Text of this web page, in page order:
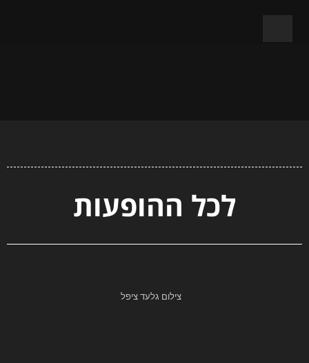
לכל ההופעות
צילום גלעד ציפל